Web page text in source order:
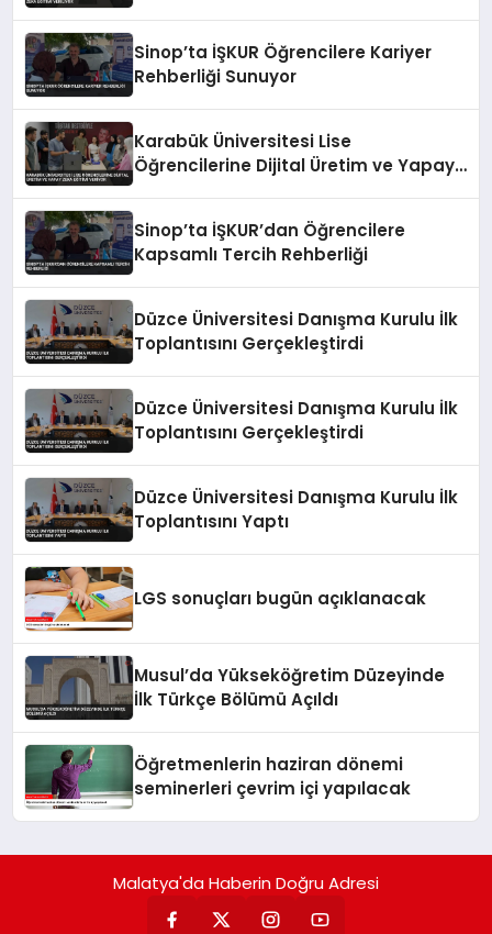
Sinop’ta İŞKUR Öğrencilere Kariyer
Rehberliği Sunuyor
Karabük Üniversitesi Lise
Öğrencilerine Dijital Üretim ve Yapay
Sinop’ta İŞKUR’dan Öğrencilere
Kapsamlı Tercih Rehberliği
Düzce Üniversitesi Danışma Kurulu İlk
Toplantısını Gerçekleştirdi
Düzce Üniversitesi Danışma Kurulu İlk
Toplantısını Gerçekleştirdi
Düzce Üniversitesi Danışma Kurulu İlk
Toplantısını Yaptı
LGS sonuçları bugün açıklanacak
Musul’da Yükseköğretim Düzeyinde
İlk Türkçe Bölümü Açıldı
Öğretmenlerin haziran dönemi
seminerleri çevrim içi yapılacak
Malatya'da Haberin Doğru Adresi